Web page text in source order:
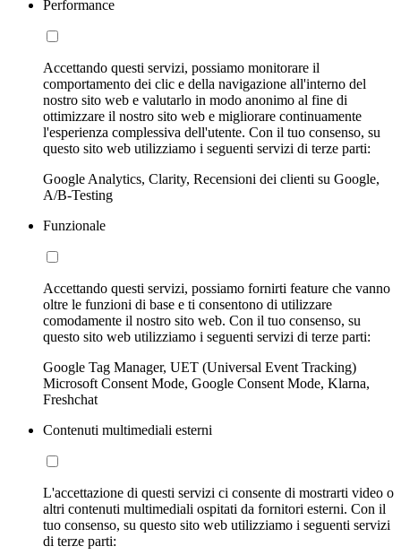
Performance
Accettando questi servizi, possiamo monitorare il
comportamento dei clic e della navigazione all'interno del
nostro sito web e valutarlo in modo anonimo al fine di
ottimizzare il nostro sito web e migliorare continuamente
l'esperienza complessiva dell'utente. Con il tuo consenso, su
questo sito web utilizziamo i seguenti servizi di terze parti:
Google Analytics, Clarity, Recensioni dei clienti su Google,
A/B-Testing
Funzionale
Accettando questi servizi, possiamo fornirti feature che vanno
oltre le funzioni di base e ti consentono di utilizzare
comodamente il nostro sito web. Con il tuo consenso, su
questo sito web utilizziamo i seguenti servizi di terze parti:
Google Tag Manager, UET (Universal Event Tracking)
Microsoft Consent Mode, Google Consent Mode, Klarna,
Freshchat
Contenuti multimediali esterni
L'accettazione di questi servizi ci consente di mostrarti video o
altri contenuti multimediali ospitati da fornitori esterni. Con il
tuo consenso, su questo sito web utilizziamo i seguenti servizi
di terze parti: